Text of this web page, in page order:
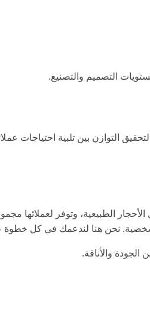
التصميم والتصنيع.
التوازن بين تلبية احتياجات
الطبيعية، وتوفر لعملائها
الجودة والأناقة.